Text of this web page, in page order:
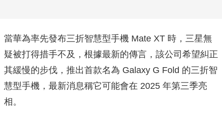
當華為率先發布三折智慧型手機 Mate XT 時，三星無
疑被打得措手不及，根據最新的傳言，該公司希望糾正
其緩慢的步伐，推出首款名為 Galaxy G Fold 的三折智
慧型手機，最新消息稱它可能會在 2025 年第三季亮
相。